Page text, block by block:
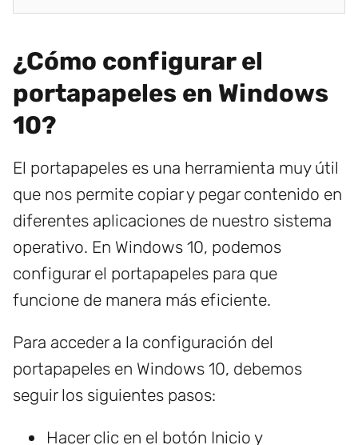
¿Cómo configurar el
portapapeles en Windows
10?
El portapapeles es una herramienta muy útil
que nos permite copiar y pegar contenido en
diferentes aplicaciones de nuestro sistema
operativo. En Windows 10, podemos
configurar el portapapeles para que
funcione de manera más eficiente.
Para acceder a la configuración del
portapapeles en Windows 10, debemos
seguir los siguientes pasos:
Hacer clic en el botón Inicio y